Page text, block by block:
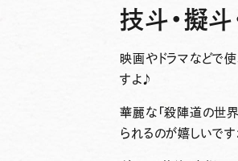
技斗・擬
映画やドラマなどで
すよ♪
華麗な「殺陣道の世
られるのが嬉しいで